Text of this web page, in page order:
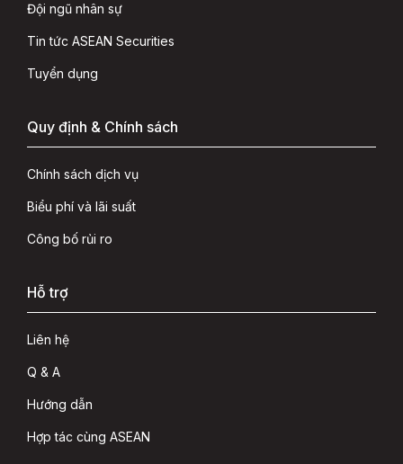
Đội ngũ nhân sự
Tin tức ASEAN Securities
Tuyển dụng
Quy định & Chính sách
Chính sách dịch vụ
Biểu phí và lãi suất
Công bố rủi ro
Hỗ trợ
Liên hệ
Q & A
Hướng dẫn
Hợp tác cùng ASEAN